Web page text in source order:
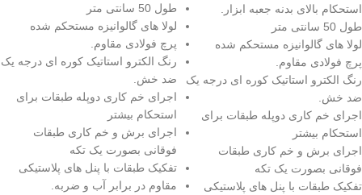
استحکام بالای بدنه جعبه ابزار.
طول 50 سانتی متر
لولا های گالوانیزه مستحکم شده
پرچ فولادی مقاوم.
رنگ الکترو استاتیک کوره ای درجه یک
ضد خش.
اجرای خم کاری دوپله طبقات برای
استحکام بیشتر
اجرای برش و خم کاری طبقات
فوقانی بصورت یک تکه
تفکیک طبقات با پنل های پلاستیکی
طول 50 سانتی متر
لولا های گالوانیزه مستحکم شده
پرچ فولادی مقاوم.
رنگ الکترو استاتیک کوره ای درجه یک
ضد خش.
اجرای خم کاری دوپله طبقات برای
استحکام بیشتر
اجرای برش و خم کاری طبقات
فوقانی بصورت یک تکه
تفکیک طبقات با پنل های پلاستیکی
مقاوم در برابر آب و ضربه.